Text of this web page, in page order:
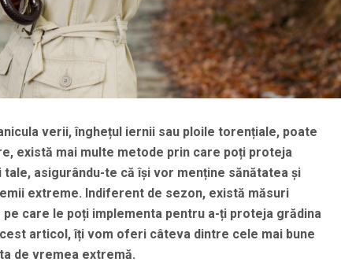
verii, înghețul iernii sau ploile torențiale, poate
există mai multe metode prin care poți proteja
asigurându-te că își vor menține sănătatea și
extreme. Indiferent de sezon, există măsuri
care le poți implementa pentru a-ți proteja grădina
articol, îți vom oferi câteva dintre cele mai bune
de vremea extremă.